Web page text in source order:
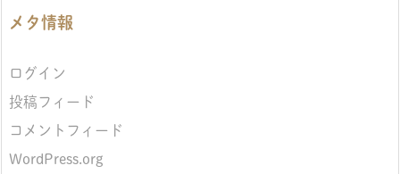
メタ情報
ログイン
投稿フィード
コメントフィード
WordPress.org